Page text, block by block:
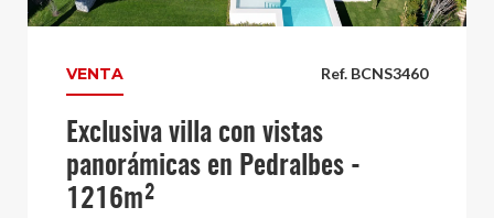
Ref. BCNS3460
VENTA
Exclusiva villa con vistas
panorámicas en Pedralbes -
1216m²